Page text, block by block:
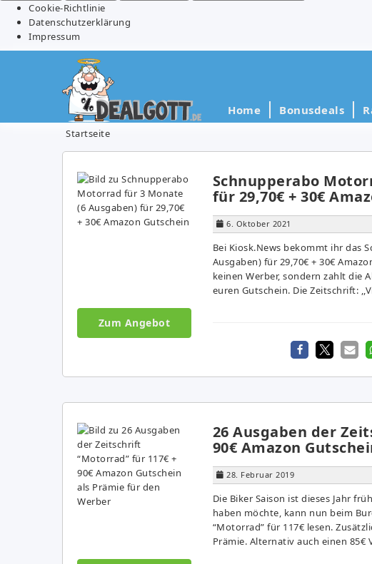
Cookie-Richtlinie
Datenschutzerklärung
Impressum
Home Bonusdeals
Startseite
Schnupperabo
für 29,70€ + 30€
6. Oktober 2021
Bei Kiosk.News bekommt ihr das
Ausgaben) für 29,70€ + 30€
keinen Werber, sondern zahlt die
euren Gutschein. Die Zeitschrift:
Zum Angebot
26 Ausgaben der
90€ Amazon
28. Februar 2019
Die Biker Saison ist dieses Jahr
haben möchte, kann nun beim
“Motorrad” für 117€ lesen.
Prämie. Alternativ auch einen 85€